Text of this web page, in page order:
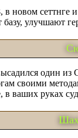
сеттнге
улучшают
один из
своими
ваших руках